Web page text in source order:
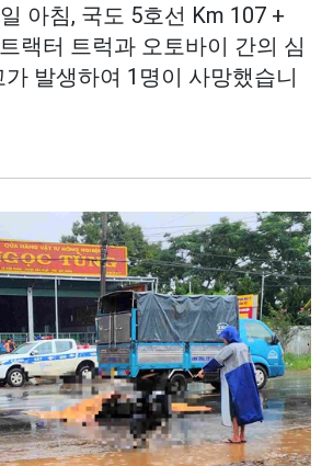
아침, 국도 5호선 Km 107 +
랙터 트럭과 오토바이 간의 심
발생하여 1명이 사망했습니